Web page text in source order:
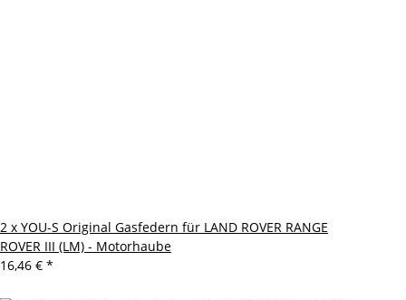
2 x YOU-S Original Gasfedern für LAND ROVER RANGE
ROVER III (LM) - Motorhaube
16,46 € *